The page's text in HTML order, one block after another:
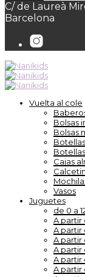
C/ de Laureà
Barcelona
Vuelta al cole
Bolsas
Bolsas
Cajas
Vasos
Juguetes
de 0 a
A partir
A partir
A partir
A partir
A partir
A partir